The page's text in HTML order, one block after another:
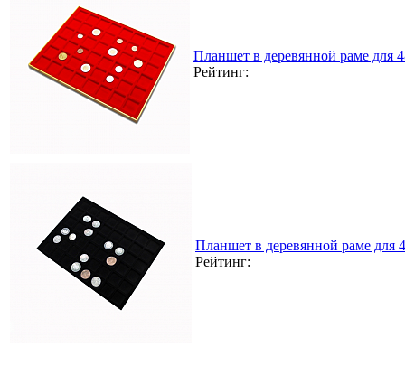
Планшет в деревянной раме
Рейтинг:
Планшет в деревянной раме
Рейтинг: